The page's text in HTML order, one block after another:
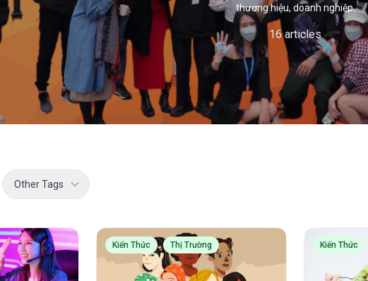
thương hiệu, doanh nghiệp.
16 articles
Other Tags
Kiến Thức Thị Trường Kiến Thức